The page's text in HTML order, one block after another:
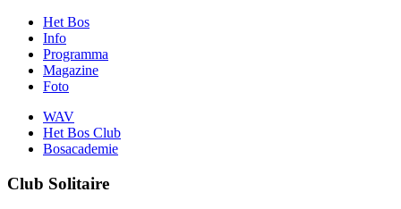
Het Bos
Info
Programma
Magazine
Foto
WAV
Het Bos Club
Bosacademie
Club Solitaire